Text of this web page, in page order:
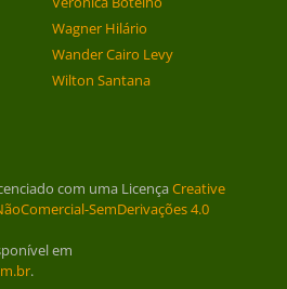
Wagner Hilário
Wander Cairo Levy
Wilton Santana
com uma LicençaCreative
SemDerivações 4.0
em
.